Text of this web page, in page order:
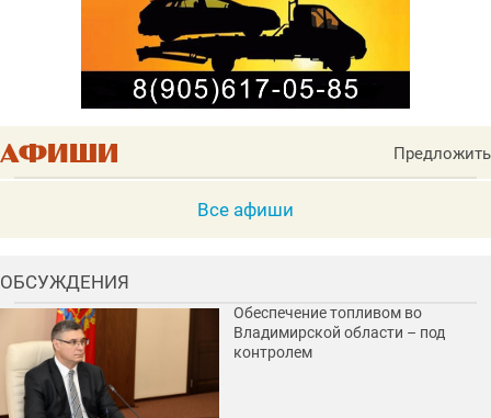
Предложить
Все афиши
ОБСУЖДЕНИЯ
Обеспечение топливом во
Владимирской области – под
контролем